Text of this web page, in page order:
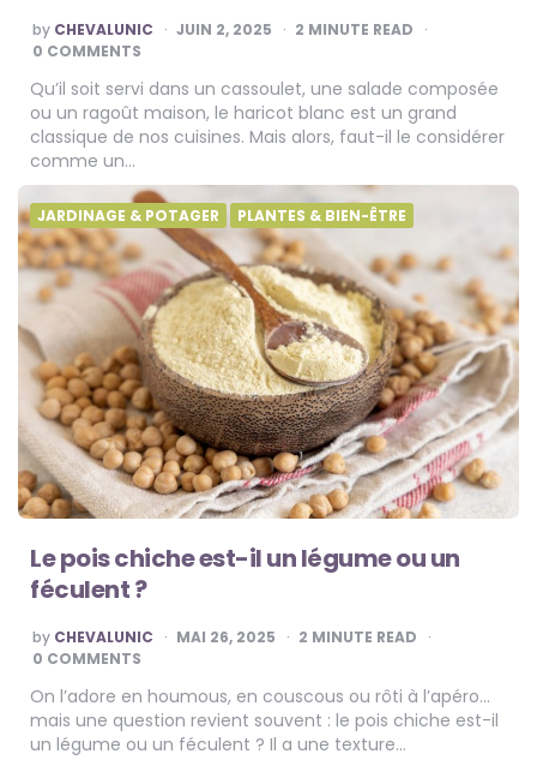
POSTED
BY
by CHEVALUNIC JUIN 2, 2025 2 MINUTE READ
0 COMMENTS
Qu’il soit servi dans un cassoulet, une salade composée
ou un ragoût maison, le haricot blanc est un grand
classique de nos cuisines. Mais alors, faut-il le considérer
comme un…
JARDINAGE & POTAGER PLANTES & BIEN-ÊTRE
Le pois chiche est-il un légume ou un
féculent ?
POSTED
BY
by CHEVALUNIC MAI 26, 2025 2 MINUTE READ
0 COMMENTS
On l’adore en houmous, en couscous ou rôti à l’apéro…
mais une question revient souvent : le pois chiche est-il
un légume ou un féculent ? Il a une texture…